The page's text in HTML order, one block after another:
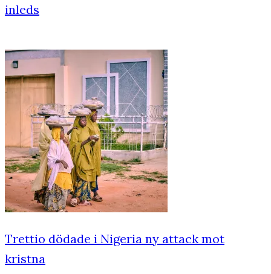
inleds
Trettio dödade i Nigeria ny attack mot
kristna